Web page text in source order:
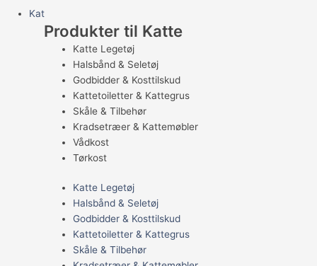
Kat
Produkter til Katte
Katte Legetøj
Halsbånd & Seletøj
Godbidder & Kosttilskud
Kattetoiletter & Kattegrus
Skåle & Tilbehør
Kradsetræer & Kattemøbler
Vådkost
Tørkost
Katte Legetøj
Halsbånd & Seletøj
Godbidder & Kosttilskud
Kattetoiletter & Kattegrus
Skåle & Tilbehør